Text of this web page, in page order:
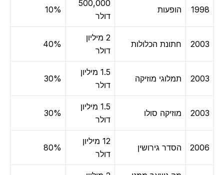
1998 הופעות
500,000
דולר
10%
2003 חתונת הכלולות
2 מיליון
דולר
40%
2003 תמלוגי מוזיקה
1.5 מיליון
דולר
30%
2003 מוזיקה סולו
1.5 מיליון
דולר
30%
2006 הסדר גירושין
12 מיליון
דולר
80%